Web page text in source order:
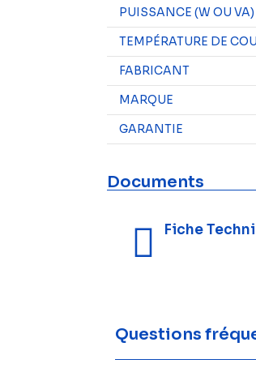
PUISSANCE (W OU VA)
TEMPÉRATURE DE
FABRICANT
MARQUE
GARANTIE
Documents
Fiche
Questions